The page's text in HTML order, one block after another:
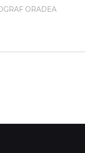
ORADEA